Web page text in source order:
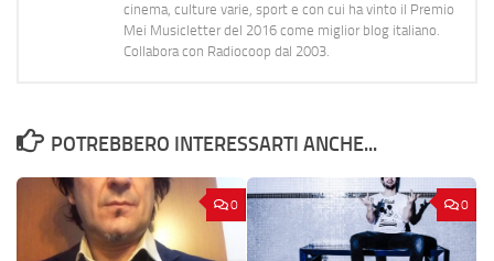
cinema, culture varie, sport e con cui ha vinto il Premio
Mei Musicletter del 2016 come miglior blog italiano.
Collabora con Radiocoop dal 2003.
POTREBBERO INTERESSARTI ANCHE...
0 0